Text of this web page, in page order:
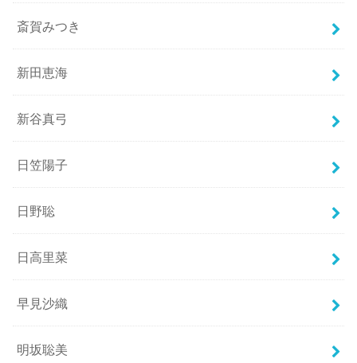
斎賀みつき
新田恵海
新谷真弓
日笠陽子
日野聡
日高里菜
早見沙織
明坂聡美